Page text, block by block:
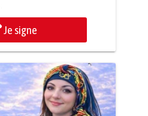
Je signe